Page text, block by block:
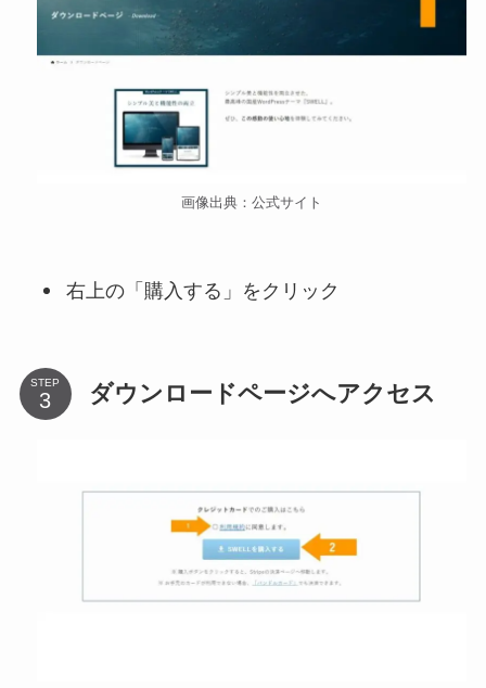
画像出典：公式サイト
右上の「購入する」をクリック
STEP ダウンロードページへアクセス